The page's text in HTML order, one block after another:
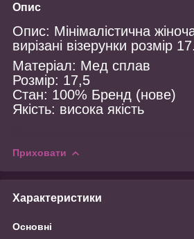
Опис
Опис: Мінімалістична
вирізані візерунки розмір
Матеріал: Мед сплав
Розмір: 17,5
Стан: 100% Бренд (нове)
Якість: висока якість
Приховати
Характеристики
Основні